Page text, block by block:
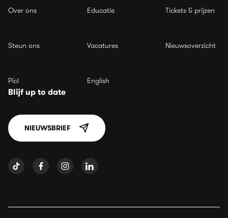
Over ons Educatie Tickets & prijzen
Steun ons Vacatures Nieuwsoverzicht
Picl English
Blijf up to date
NIEUWSBRIEF